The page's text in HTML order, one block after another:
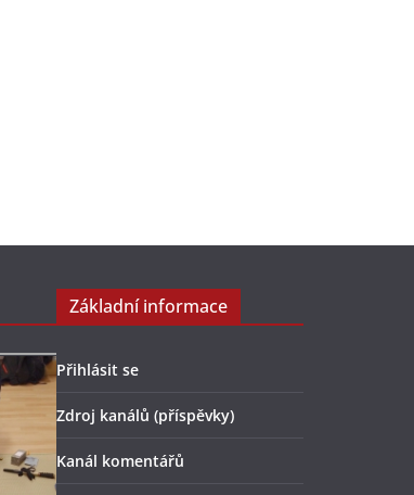
Základní informace
Přihlásit se
Zdroj kanálů (příspěvky)
Kanál komentářů